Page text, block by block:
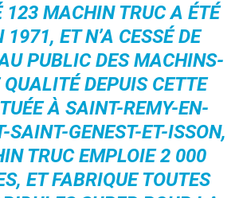
123 MACHIN TRUC A ÉTÉ
1971, ET N’A CESSÉ DE
PUBLIC DES MACHINS-
QUALITÉ DEPUIS CETTE
À SAINT-REMY-EN-
SAINT-GENEST-ET-ISSON,
TRUC EMPLOIE 2 000
ET FABRIQUE TOUTES